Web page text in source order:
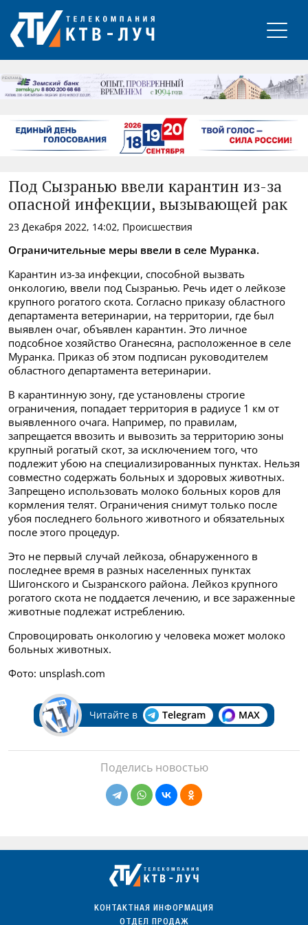
РЕКЛАМА
Под Сызранью ввели карантин из-за
опасной инфекции, вызывающей рак
23 Декабря 2022, 14:02, Происшествия
Ограничительные меры ввели в селе Муранка.
Карантин из-за инфекции, способной вызвать
онкологию, ввели под Сызранью. Речь идет о лейкозе
крупного рогатого скота. Согласно приказу областного
департамента ветеринарии, на территории, где был
выявлен очаг, объявлен карантин. Это личное
подсобное хозяйство Оганесяна, расположенное в селе
Муранка. Приказ об этом подписан руководителем
областного департамента ветеринарии.
В карантинную зону, где установлены строгие
ограничения, попадает территория в радиусе 1 км от
выявленного очага. Например, по правилам,
запрещается ввозить и вывозить за территорию зоны
крупный рогатый скот, за исключением того, что
подлежит убою на специализированных пунктах. Нельзя
совместно содержать больных и здоровых животных.
Запрещено использовать молоко больных коров для
кормления телят. Ограничения снимут только после
убоя последнего больного животного и обязательных
после этого процедур.
Это не первый случай лейкоза, обнаруженного в
последнее время в разных населенных пунктах
Шигонского и Сызранского района. Лейкоз крупного
рогатого скота не поддается лечению, и все зараженные
животные подлежат истреблению.
Спровоцировать онкологию у человека может молоко
больных животных.
Фото: unsplash.com
Читайте в Telegram MAX
Поделись новостью
КОНТАКТНАЯ ИНФОРМАЦИЯ
ОТДЕЛ ПРОДАЖ